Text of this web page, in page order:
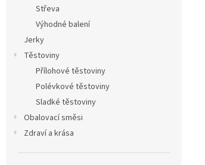
Střeva
Výhodné balení
Jerky
Těstoviny
Přílohové těstoviny
Polévkové těstoviny
Sladké těstoviny
Obalovací směsi
Zdraví a krása